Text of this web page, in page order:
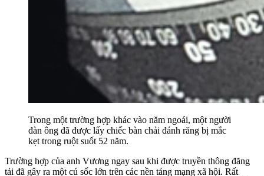
Trong một trường hợp khác vào năm ngoái, một người
đàn ông đã được lấy chiếc bàn chải đánh răng bị mắc
kẹt trong ruột suốt 52 năm.
Trường hợp của anh Vương ngay sau khi được truyền thông đăng
tải đã gây ra một cú sốc lớn trên các nền tảng mạng xã hội. Rất